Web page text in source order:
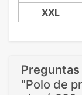
XXL
"Polo de